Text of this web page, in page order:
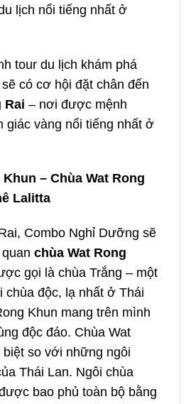
lịch nổi tiếng nhất ở
tour du lịch khám phá
có cơ hội đặt chân đến
Rai – nơi được mệnh
giác vàng nổi tiếng nhất ở
Khun – Chùa Wat Rong
Lalitta
Combo Nghỉ Dưỡng sẽ
chùa Wat Rong
gọi là chùa Trắng – một
chùa độc, lạ nhất ở Thái
Khun mang trên mình
độc đáo. Chùa Wat
biệt so với những ngôi
Thái Lan. Ngôi chùa
bao phủ toàn bộ bằng